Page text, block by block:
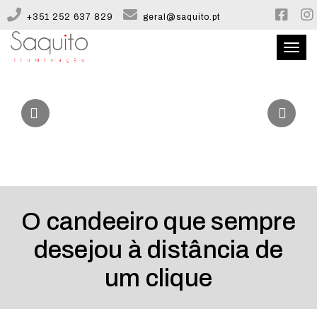
+351 252 637 829 geral@saquito.pt
Toggle
CONTACTOS
O candeeiro que sempre
desejou à distância de
um clique